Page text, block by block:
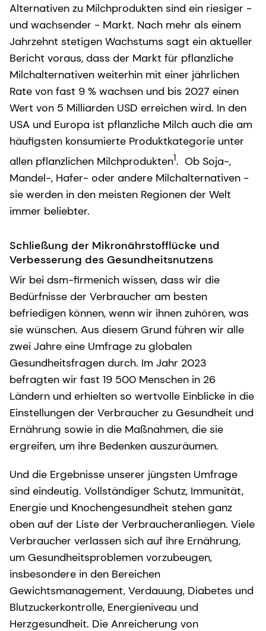
Alternativen zu Milchprodukten sind ein riesiger -
und wachsender - Markt. Nach mehr als einem
Jahrzehnt stetigen Wachstums sagt ein aktueller
Bericht voraus, dass der Markt für pflanzliche
Milchalternativen weiterhin mit einer jährlichen
Rate von fast 9 % wachsen und bis 2027 einen
Wert von 5 Milliarden USD erreichen wird. In den
USA und Europa ist pflanzliche Milch auch die am
häufigsten konsumierte Produktkategorie unter
allen pflanzlichen Milchprodukten1. Ob Soja-,
Mandel-, Hafer- oder andere Milchalternativen -
sie werden in den meisten Regionen der Welt
immer beliebter.
Schließung der Mikronährstofflücke und
Verbesserung des Gesundheitsnutzens
Wir bei dsm-firmenich wissen, dass wir die
Bedürfnisse der Verbraucher am besten
befriedigen können, wenn wir ihnen zuhören, was
sie wünschen. Aus diesem Grund führen wir alle
zwei Jahre eine Umfrage zu globalen
Gesundheitsfragen durch. Im Jahr 2023
befragten wir fast 19 500 Menschen in 26
Ländern und erhielten so wertvolle Einblicke in die
Einstellungen der Verbraucher zu Gesundheit und
Ernährung sowie in die Maßnahmen, die sie
ergreifen, um ihre Bedenken auszuräumen.
Und die Ergebnisse unserer jüngsten Umfrage
sind eindeutig. Vollständiger Schutz, Immunität,
Energie und Knochengesundheit stehen ganz
oben auf der Liste der Verbraucheranliegen. Viele
Verbraucher verlassen sich auf ihre Ernährung,
um Gesundheitsproblemen vorzubeugen,
insbesondere in den Bereichen
Gewichtsmanagement, Verdauung, Diabetes und
Blutzuckerkontrolle, Energieniveau und
Herzgesundheit. Die Anreicherung von